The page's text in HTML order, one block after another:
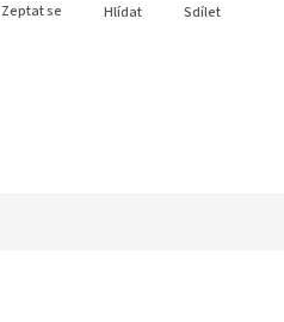
Zeptat se Hlídat Sdílet